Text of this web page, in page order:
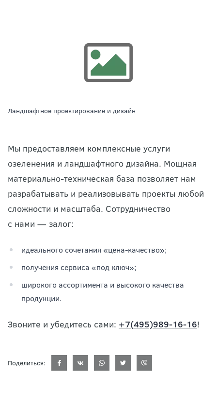
Ландшафтное проектирование и дизайн
Мы предоставляем комплексные услуги
озеленения и ландшафтного дизайна. Мощная
материально-техническая база позволяет нам
разрабатывать и реализовывать проекты любой
сложности и масштаба. Сотрудничество
с нами — залог:
идеального сочетания «цена-качество»;
получения сервиса «под ключ»;
широкого ассортимента и высокого качества
продукции.
Звоните и убедитесь сами: +7(495)989-16-16!
Поделиться: